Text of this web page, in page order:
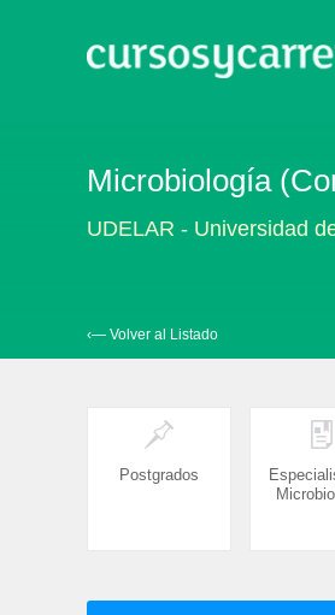
Microbiología
UDELAR - Universidad
‹— Volver al Listado
Postgrados